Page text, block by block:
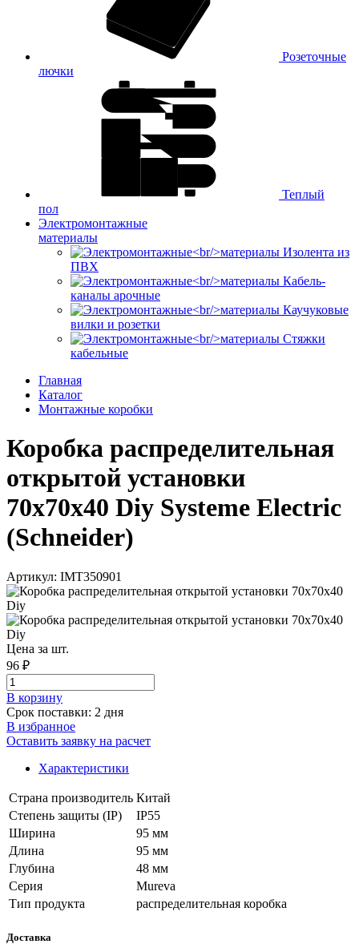
Розеточные
лючки
Теплый
пол
Электромонтажные
материалы
Изолента из
ПВХ
Кабель-
каналы арочные
Каучуковые
вилки и розетки
Стяжки
кабельные
Главная
Каталог
Монтажные коробки
Коробка распределительная
открытой установки
70х70х40 Diy Systeme Electric
(Schneider)
Артикул: IMT350901
Цена за шт.
96 ₽
В корзинy
Срок поставки: 2 дня
В избранное
Оставить заявку на расчет
Характеристики
Страна производитель Китай
Степень защиты (IP)
IP55
Ширина
95 мм
Длина
95 мм
Глубина
48 мм
Серия
Mureva
Тип продукта
распределительная коробка
Доставка